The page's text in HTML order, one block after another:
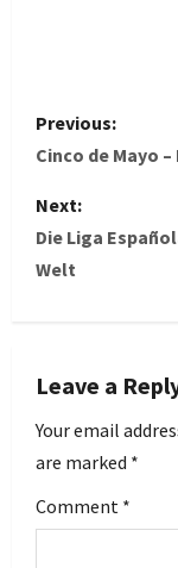
P
o
s
t
v
i
g
Previous:
Cinco de Mayo
Next:
Die Liga
Welt
Leave a
Your email
are marked *
Comment *